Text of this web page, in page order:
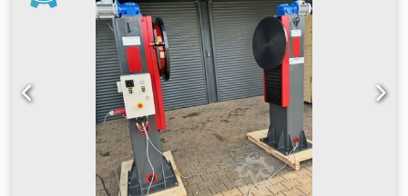
hydraulisk presse tilpasset ditt behov? Kontakt oss for et
individuelt tilbud. Våre hydrauliske presser produseres i
henhold til tysk maskindirektiv og europeiske
maskindirektiver (Direktiv 2006/42/EF), samt EC- og EU-
sikkerhetsforskrifter. I tillegg overgår våre presser de
kanadiske og europeiske sikkerhetskravene, da de også
oppfyller samtlige punkter i den nasjonale brasilianske
sikkerhetsstandarden NR 12, som bygger på disse. I
hydraulikksystemene benyttes i hovedsak komponenter fra
ledende europeiske produsenter.
presisjonsfreste med CNC-maskin Cjdjfv Awhjpfx Ah Ieha -
Forkrommet sylinder - Arbeidsbord med gjengede hull
HYDRAULIKK - Hydraulikkpumpe fra Bosch Rexroth -
Hydraulisk retningsventil fra Hydrapack eller Badestons -
Hydraulikkblokk i henhold til EN-standarder -
Hydraulikkoljetank 1000 liter - Trykkinnstilling via
trykksensor/-regulator ELEKTRISITET - Styreskap i henhold
til EN-standarder - Alle kabler er merket og oversiktlig
organisert - Alle elektriske komponenter fra Siemens
BETJENINGSPANEL - Slagstyring i enhver posisjon - X-, Y- og